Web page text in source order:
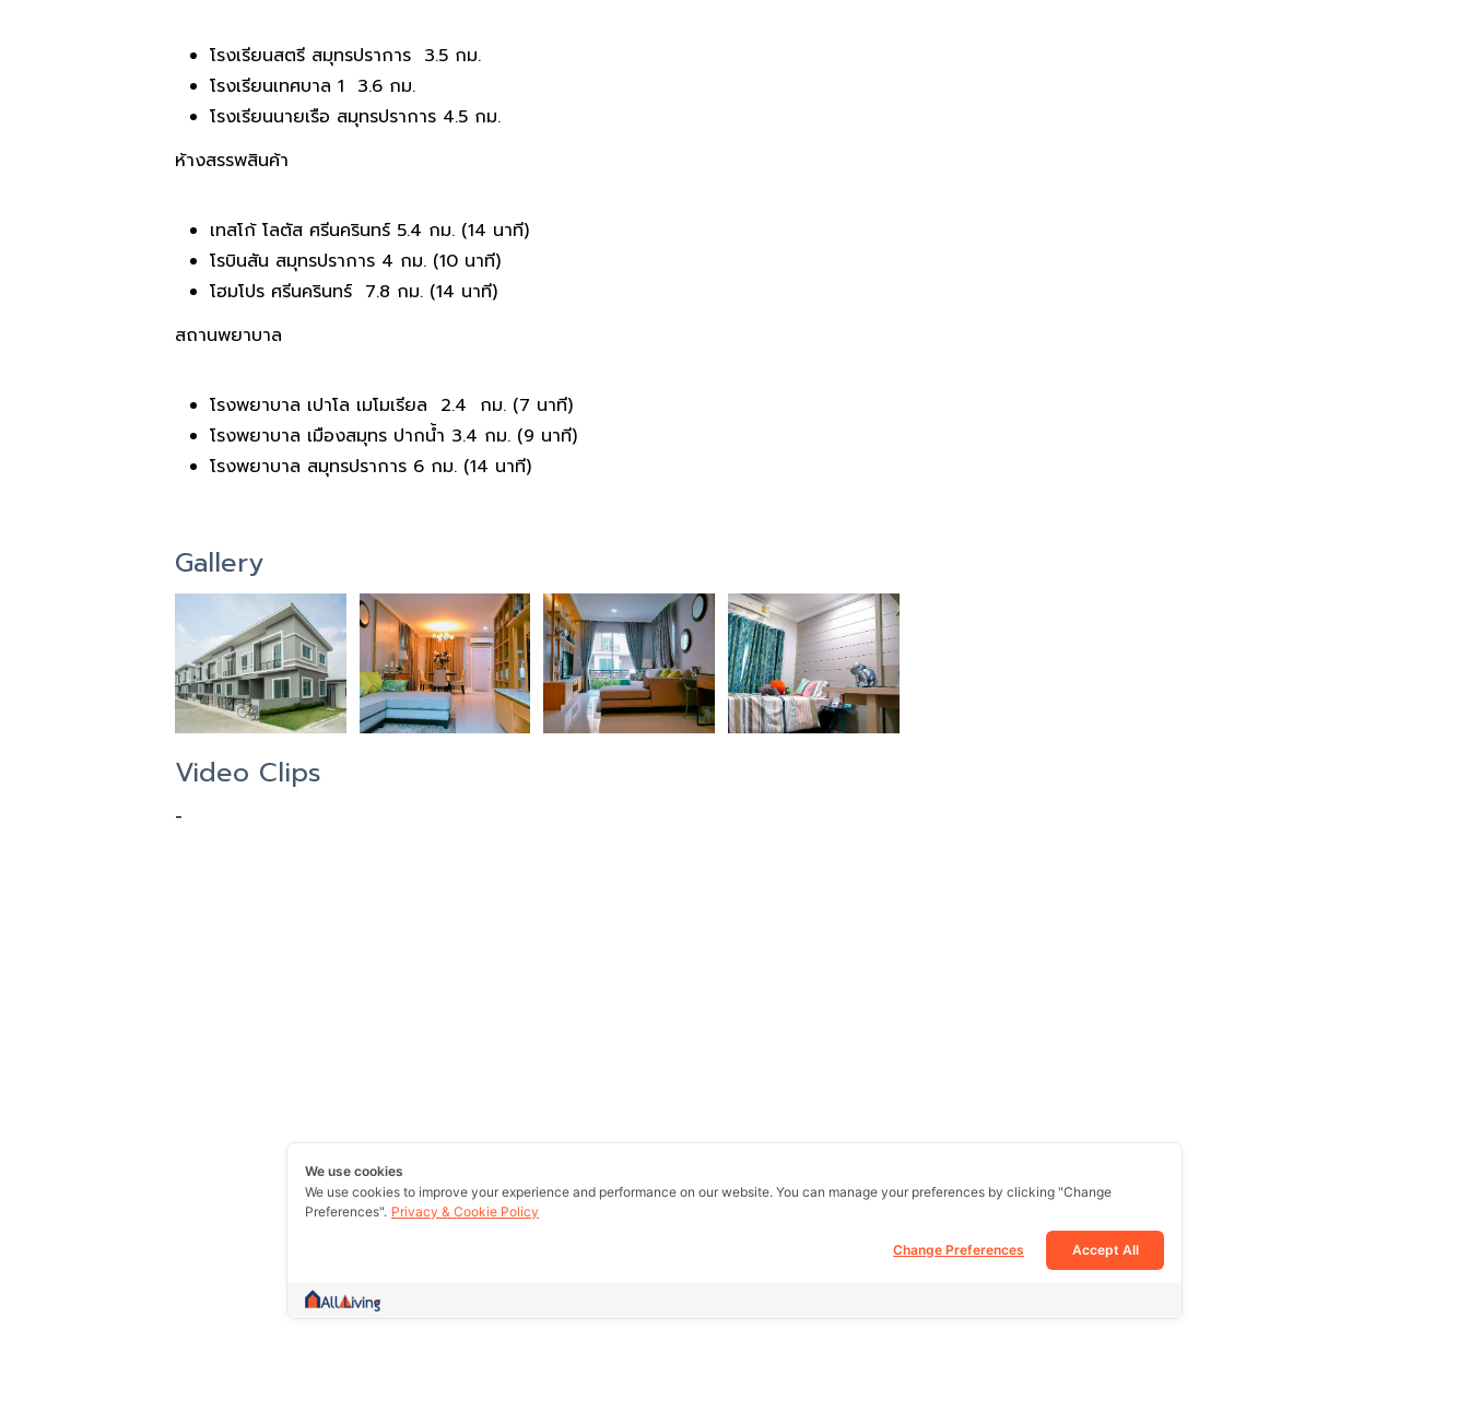
โรงเรียนสตรี สมุทรปราการ 3.5​ กม.
โรงเรียนเทศบาล​ 1​ 3.6 กม.
โรงเรียนนายเรือ สมุทรปราการ 4.5 กม.
ห้างสรรพสินค้า
เทสโก้ โลตัส ศรีนครินทร์ 5.4 กม. (14​ นาที)​
โรบินสัน สมุทรปราการ 4​ กม.​ (10​ นาที)
โฮมโปร ศรีนครินทร์ 7.8 กม.​ (14​ นาที)​
สถานพยาบาล
โรงพยาบาล เปาโล เมโมเรียล 2.4​ กม. (7​ นาที)
โรงพยาบาล เมืองสมุทร ปากน้ำ 3.4 กม. (9​ นาที)​
โรงพยาบาล สมุทรปราการ​ 6​ กม. (14​ นาที)​
Gallery
Video Clips
-
We use cookies
We use cookies to improve your experience and performance on our website. You can manage your preferences by clicking "Change
Preferences". Privacy & Cookie Policy
Accept All
Change Preferences